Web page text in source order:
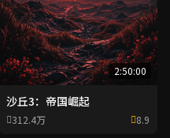
2:50:00
沙丘3：帝国崛起
312.4万 8.9